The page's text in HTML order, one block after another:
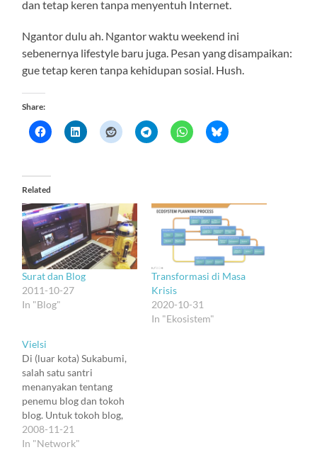
dan tetap keren tanpa menyentuh Internet.
Ngantor dulu ah. Ngantor waktu weekend ini
sebenernya lifestyle baru juga. Pesan yang disampaikan:
gue tetap keren tanpa kehidupan sosial. Hush.
Share:
Related
Surat dan Blog
2011-10-27
In "Blog"
Transformasi di Masa
Krisis
2020-10-31
In "Ekosistem"
Vielsi
Di (luar kota) Sukabumi,
salah satu santri
menanyakan tentang
penemu blog dan tokoh
blog. Untuk tokoh blog,
tentu aku menjawab
dengan "YOU" :), karena
2008-11-21
In "Network"